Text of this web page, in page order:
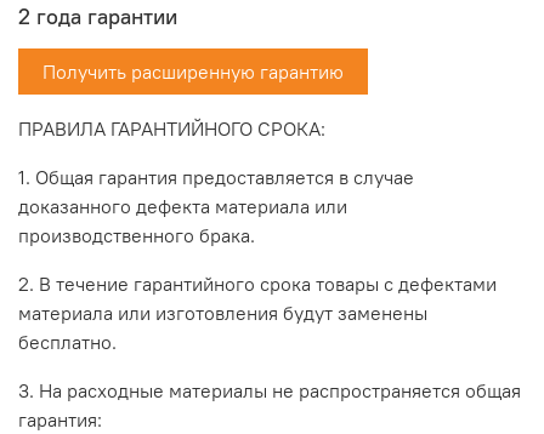
2 года гарантии
Получить расширенную гарантию
ПРАВИЛА ГАРАНТИЙНОГО СРОКА:
1. Общая гарантия предоставляется в случае
доказанного дефекта материала или
производственного брака.
2. В течение гарантийного срока товары с дефектами
материала или изготовления будут заменены
бесплатно.
3. На расходные материалы не распространяется общая
гарантия: